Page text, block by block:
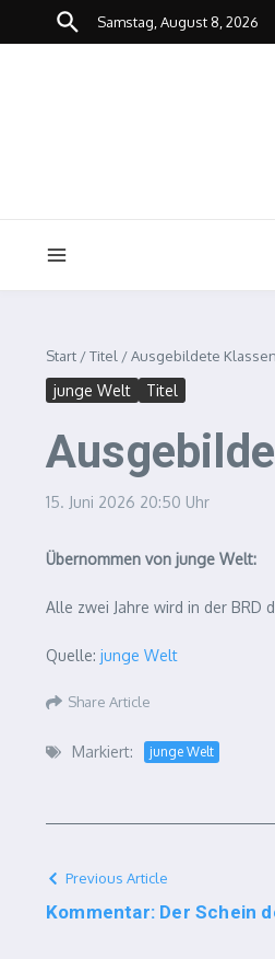
Zum Inhalt springen
Samstag, August 8, 2026
Start /Titel /Ausgebildete
junge Welt Titel
15. Juni 2026 20:50 Uhr
Übernommen von junge Welt:
Alle zwei Jahre wird in der BRD
Quelle: junge Welt
Share Article
Markiert: junge Welt
Previous Article
Kommentar: Der Schein